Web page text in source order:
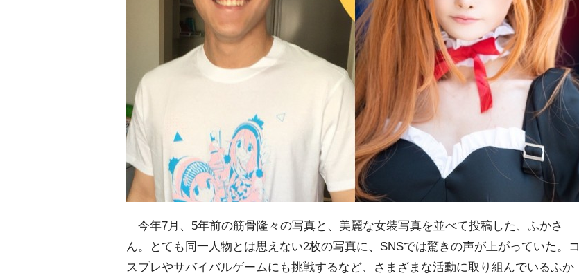
今年7月、5年前の筋骨隆々の写真と、美麗な女装写真を並べて投稿した、ふかさ
ん。とても同一人物とは思えない2枚の写真に、SNSでは驚きの声が上がっていた。コ
スプレやサバイバルゲームにも挑戦するなど、さまざまな活動に取り組んでいるふか